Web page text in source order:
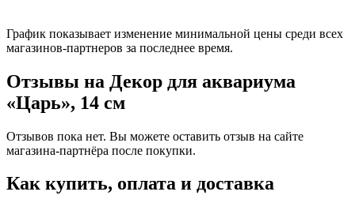
График показывает изменение минимальной цены среди всех
магазинов-партнеров за последнее время.
Отзывы на Декор для аквариума
«Царь», 14 см
Отзывов пока нет. Вы можете оставить отзыв на сайте
магазина-партнёра после покупки.
Как купить, оплата и доставка